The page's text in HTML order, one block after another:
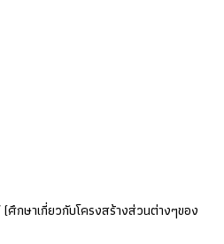
กษาเกี่ยวกับโครงสร้างส่วนต่างๆของ